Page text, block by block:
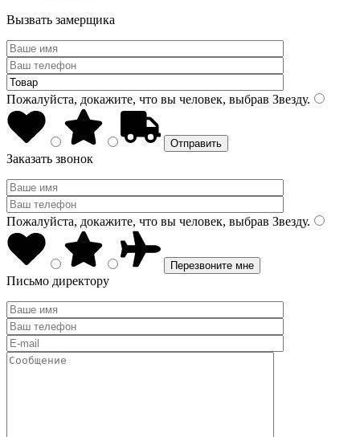
Вызвать замерщика
Пожалуйста, докажите, что вы человек, выбрав Звезду.
Заказать звонок
Пожалуйста, докажите, что вы человек, выбрав Звезду.
Письмо директору